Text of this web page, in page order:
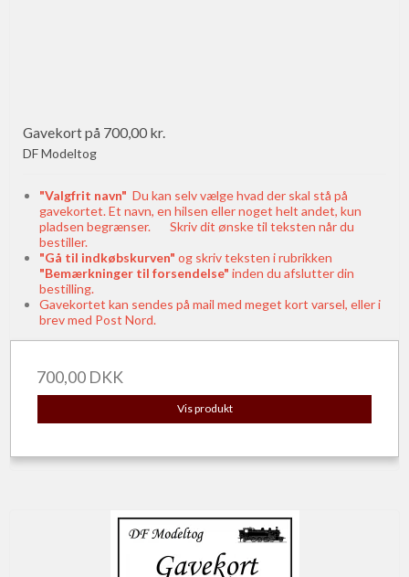
Gavekort på 700,00 kr.
DF Modeltog
"Valgfrit navn" Du kan selv vælge hvad der skal stå på
gavekortet. Et navn, en hilsen eller noget helt andet, kun
pladsen begrænser. Skriv dit ønske til teksten når du
bestiller.
"Gå til indkøbskurven" og skriv teksten i rubrikken
"Bemærkninger til forsendelse" inden du afslutter din
bestilling.
Gavekortet kan sendes på mail med meget kort varsel, eller i
brev med Post Nord.
700,00 DKK
Vis produkt